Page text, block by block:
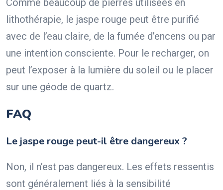
lithothérapie, le jaspe rouge peut être purifié
avec de l’eau claire, de la fumée d’encens ou par
une intention consciente. Pour le recharger, on
peut l’exposer à la lumière du soleil ou le placer
sur une géode de quartz.
FAQ
Le jaspe rouge peut-il être dangereux ?
Non, il n’est pas dangereux. Les effets ressentis
sont généralement liés à la sensibilité